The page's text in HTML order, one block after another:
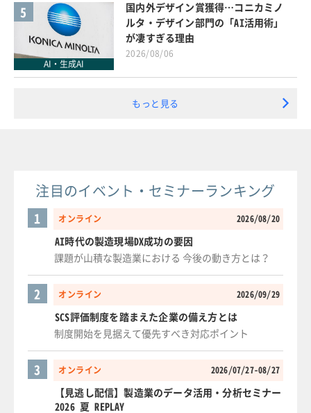
5
AI・生成AI
国内外デザイン賞獲得…コニカミノ
ルタ・デザイン部門の「AI活用術」
が凄すぎる理由
2026/08/06
もっと見る
注目のイベント・セミナーランキング
オンライン 2026/08/20
1
AI時代の製造現場DX成功の要因
課題が山積な製造業における 今後の動き方とは？
オンライン 2026/09/29
2
SCS評価制度を踏まえた企業の備え方とは
制度開始を見据えて優先すべき対応ポイント
オンライン 2026/07/27-08/27
3
【見逃し配信】製造業のデータ活用・分析セミナー
2026 夏 REPLAY